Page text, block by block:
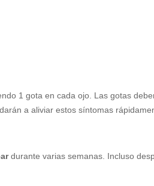
1 gota en cada ojo. Las gotas
a aliviar estos síntomas
durante varias semanas. Incluso